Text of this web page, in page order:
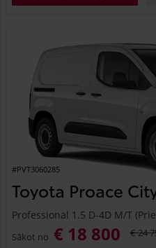
#PVT3060285
Toyota Proace
Professional 1.5 D-4D M/T
Sākot no € 18 800 € 24